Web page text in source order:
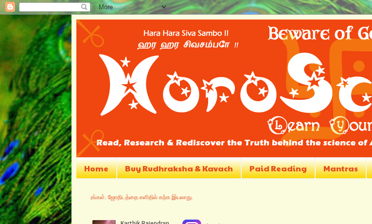
Home Buy Rudhraksha & Kavach Paid Reading Mantras
முழுமையாக‌ படியுங்கள். ஜோதிடத்தை எளிதில் கற்க‌ இயலாது.